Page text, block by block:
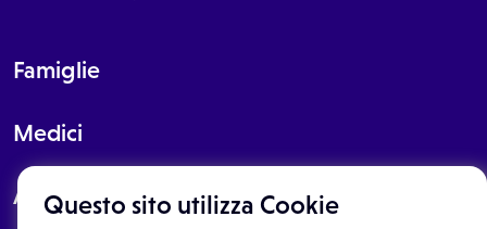
Questo sito utilizza Cookie
Famiglie
Medici
About